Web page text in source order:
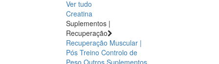
Ver tudo
Creatina
Suplementos |
Recuperação
Recuperação Muscular |
Pós Treino Controlo de
Peso Outros Suplementos